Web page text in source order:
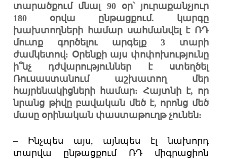
տարածքում մնալ 90 օր՝ յուրաքանչյուր
180 օրվա ընթացքում. կարգը
խախտողների համար սահմանվել է ՌԴ
մուտք գործելու արգելք 3 տարի
ժամկետով: Օրենքի այս փոփոխությունը
ի՞նչ դժվարություններ է ստեղծել
Ռուսաստանում աշխատող մեր
հայրենակիցների համար: Հայտնի է, որ
նրանց թիվը բավական մեծ է, որոնց մեծ
մասը օրինական փաստաթուղթ չունեն:
– Ինչպես այս, այնպես էլ նախորդ
տարվա ընթացքում ՌԴ միգրացիոն